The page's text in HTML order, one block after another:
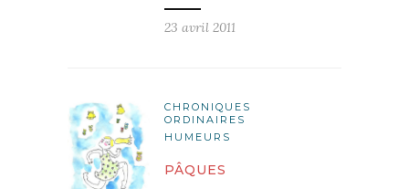
23 avril 2011
CHRONIQUES
ORDINAIRES
HUMEURS
PÂQUES